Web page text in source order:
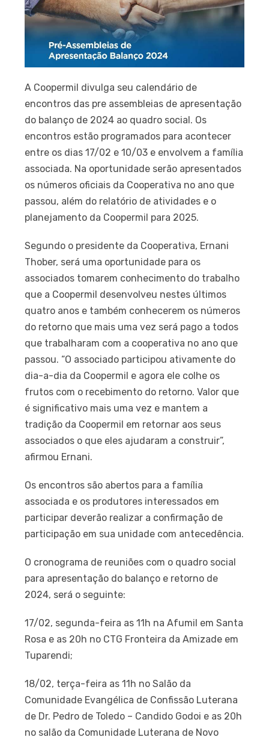
A Coopermil divulga seu calendário de
encontros das pre assembleias de apresentação
do balanço de 2024 ao quadro social. Os
encontros estão programados para acontecer
entre os dias 17/02 e 10/03 e envolvem a família
associada. Na oportunidade serão apresentados
os números oficiais da Cooperativa no ano que
passou, além do relatório de atividades e o
planejamento da Coopermil para 2025.
Segundo o presidente da Cooperativa, Ernani
Thober, será uma oportunidade para os
associados tomarem conhecimento do trabalho
que a Coopermil desenvolveu nestes últimos
quatro anos e também conhecerem os números
do retorno que mais uma vez será pago a todos
que trabalharam com a cooperativa no ano que
passou. “O associado participou ativamente do
dia-a-dia da Coopermil e agora ele colhe os
frutos com o recebimento do retorno. Valor que
é significativo mais uma vez e mantem a
tradição da Coopermil em retornar aos seus
associados o que eles ajudaram a construir”,
afirmou Ernani.
Os encontros são abertos para a família
associada e os produtores interessados em
participar deverão realizar a confirmação de
participação em sua unidade com antecedência.
O cronograma de reuniões com o quadro social
para apresentação do balanço e retorno de
2024, será o seguinte:
17/02, segunda-feira as 11h na Afumil em Santa
Rosa e as 20h no CTG Fronteira da Amizade em
Tuparendi;
18/02, terça-feira as 11h no Salão da
Comunidade Evangélica de Confissão Luterana
de Dr. Pedro de Toledo – Candido Godoi e as 20h
no salão da Comunidade Luterana de Novo